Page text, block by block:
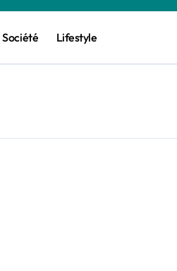
Société Lifestyle